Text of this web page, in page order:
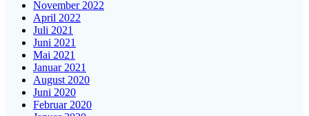
November 2022
April 2022
Juli 2021
Juni 2021
Mai 2021
Januar 2021
August 2020
Juni 2020
Februar 2020